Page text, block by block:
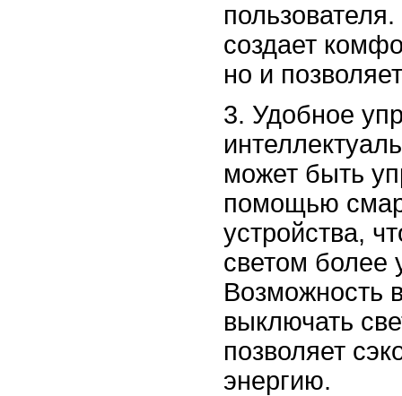
создает
но и
3. Удобное
может быть
помощью
устройства,
светом более
Возможность
выключать
позволяет
энергию.